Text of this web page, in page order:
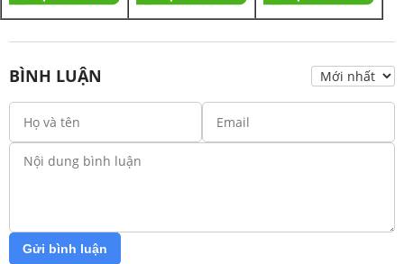
BÌNH LUẬN
Gửi bình luận